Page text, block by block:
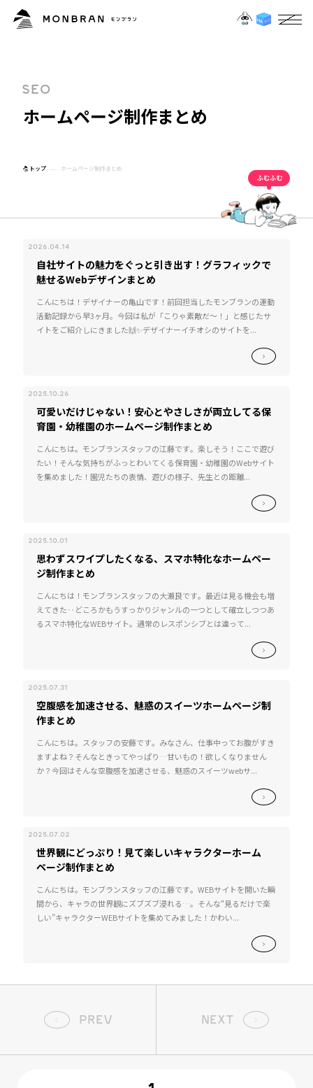
S EO
ホームページ制作ま とめ
トップ ホームページ制作まとめ
2026.04.14
自社サイトの魅力をぐっと引き出す！グラフィックで
魅せるWebデザインまとめ
こんにちは！デザイナーの亀山です！前回担当したモンブランの運動
活動記録から早3ヶ月。今回は私が「こりゃ素敵だ〜！」と感じたサ
イトをご紹介しにきました🙌✨デザイナーイチオシのサイトを...
2025.10.26
可愛いだけじゃない！安心とやさしさが両立してる保
育園・幼稚園のホームページ制作まとめ
こんにちは。モンブランスタッフの江藤です。楽しそう！ここで遊び
たい！そんな気持ちがふっとわいてくる保育園・幼稚園のWebサイト
を集めました！園児たちの表情、遊びの様子、先生との距離...
2025.10.01
思わずスワイプしたくなる、スマホ特化なホームペー
ジ制作まとめ
こんにちは！モンブランスタッフの大瀬良です。最近は見る機会も増
えてきた‥どころかもうすっかりジャンルの一つとして確立しつつあ
るスマホ特化なWEBサイト。通常のレスポンシブとは違って...
2025.07.31
空腹感を加速させる、魅惑のスイーツホームページ制
作まとめ
こんにちは。スタッフの安藤です。みなさん、仕事中ってお腹がすき
ますよね？そんなときってやっぱり…甘いもの！欲しくなりません
か？今回はそんな空腹感を加速させる、魅惑のスイーツwebサ...
2025.07.02
世界観にどっぷり！見て楽しいキャラクターホーム
ページ制作まとめ
こんにちは。モンブランスタッフの江藤です。WEBサイトを開いた瞬
間から、キャラの世界観にズブズブ浸れる…。そんな“見るだけで楽
しい”キャラクターWEBサイトを集めてみました！かわい...
PREV NEXT